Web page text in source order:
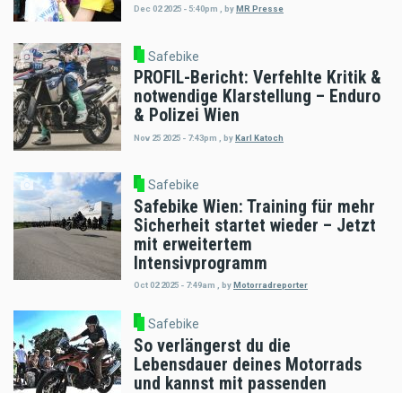
Dec 02 2025 - 5:40pm byMR Presse
Safebike
PROFIL-Bericht: Verfehlte Kritik &
notwendige Klarstellung – Enduro
& Polizei Wien
Nov 25 2025 - 7:43pm byKarl Katoch
Safebike
Safebike Wien: Training für mehr
Sicherheit startet wieder – Jetzt
mit erweitertem
Intensivprogramm
Oct 02 2025 - 7:49am , by Motorradreporter
Safebike
So verlängerst du die
Lebensdauer deines Motorrads
und kannst mit passenden